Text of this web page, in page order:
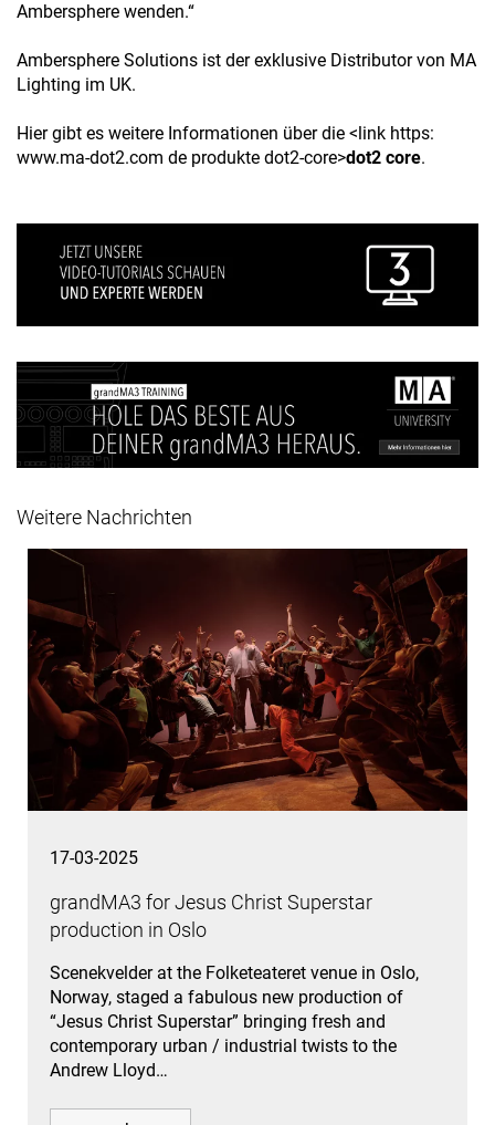
Ambersphere wenden.“
Ambersphere Solutions ist der exklusive Distributor von MA
Lighting im UK.
Hier gibt es weitere Informationen über die <link https:
www.ma-dot2.com de produkte dot2-core>dot2 core.
Weitere Nachrichten
17-03-2025
grandMA3 for Jesus Christ Superstar
production in Oslo
Scenekvelder at the Folketeateret venue in Oslo,
Norway, staged a fabulous new production of
“Jesus Christ Superstar” bringing fresh and
contemporary urban / industrial twists to the
Andrew Lloyd…